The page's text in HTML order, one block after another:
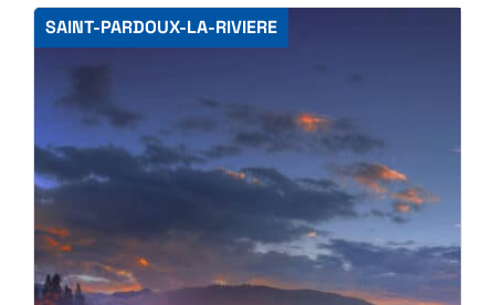
SAINT-PARDOUX-LA-RIVIERE